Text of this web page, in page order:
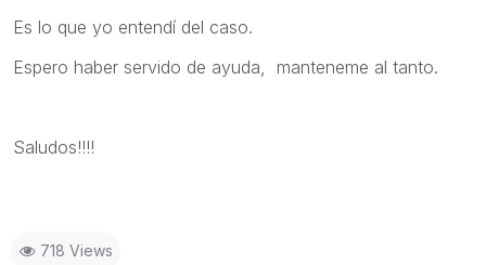
Es lo que yo entendí del caso.
Espero haber servido de ayuda, manteneme al tanto.
Saludos!!!!
718 Views